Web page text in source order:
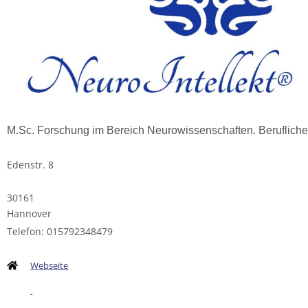
M.Sc. Forschung im Bereich Neurowissenschaften.
Edenstr. 8
30161
Hannover
Telefon: 015792348479
Webseite